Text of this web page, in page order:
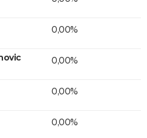
0,00%
0,00%
0,00%
0,00%